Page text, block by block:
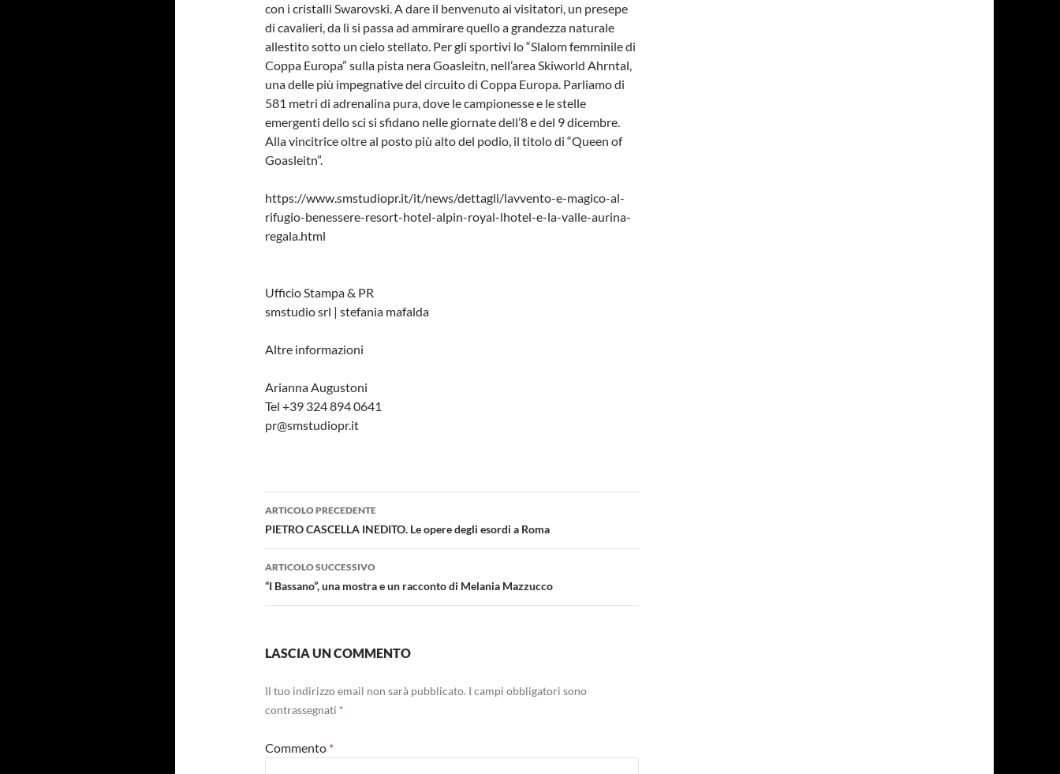
con i cristalli Swarovski. A dare il benvenuto ai visitatori, un presepe
di cavalieri, da lì si passa ad ammirare quello a grandezza naturale
allestito sotto un cielo stellato. Per gli sportivi lo “Slalom femminile di
Coppa Europa” sulla pista nera Goasleitn, nell’area Skiworld Ahrntal,
una delle più impegnative del circuito di Coppa Europa. Parliamo di
581 metri di adrenalina pura, dove le campionesse e le stelle
emergenti dello sci si sfidano nelle giornate dell’8 e del 9 dicembre.
Alla vincitrice oltre al posto più alto del podio, il titolo di “Queen of
Goasleitn”.
https://www.smstudiopr.it/it/news/dettagli/lavvento-e-magico-al-
rifugio-benessere-resort-hotel-alpin-royal-lhotel-e-la-valle-aurina-
regala.html
Ufficio Stampa & PR
smstudio srl | stefania mafalda
Altre informazioni
Arianna Augustoni
Tel +39 324 894 0641
pr@smstudiopr.it
Navigazione
articolo
ARTICOLO PRECEDENTE
PIETRO CASCELLA INEDITO. Le opere degli esordi a Roma
ARTICOLO SUCCESSIVO
“I Bassano”, una mostra e un racconto di Melania Mazzucco
LASCIA UN COMMENTO
Il tuo indirizzo email non sarà pubblicato. I campi obbligatori sono
contrassegnati *
Commento *